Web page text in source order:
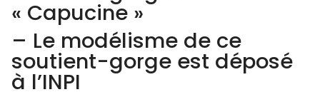
« Capucine »
– Le modélisme de ce
soutient-gorge est déposé
à l’INPI